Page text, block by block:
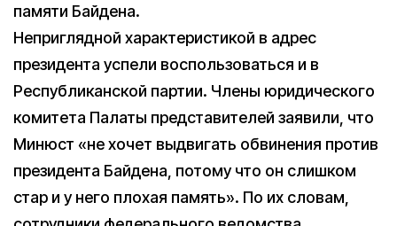
памяти Байдена.
Неприглядной характеристикой в адрес
президента успели воспользоваться и в
Республиканской партии. Члены юридического
комитета Палаты представителей заявили, что
Минюст «не хочет выдвигать обвинения против
президента Байдена, потому что он слишком
стар и у него плохая память». По их словам,